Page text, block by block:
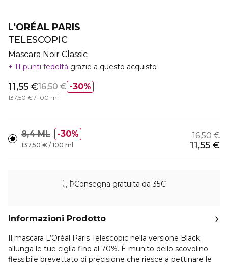
L'ORÉAL PARIS
TELESCOPIC
Mascara Noir Classic
11 punti fedeltà grazie a questo acquisto
30%
11,55 €16,50 €
137,50 € / 100 ml
8,4 ML 30% 16,50 €
11,55 €
137,50 € / 100 ml
Consegna gratuita da 35€
Informazioni Prodotto
Il mascara L’Oréal Paris Telescopic nella versione Black
allunga le tue ciglia fino al 70%. È munito dello scovolino
flessibile brevettato di precisione che riesce a pettinare le